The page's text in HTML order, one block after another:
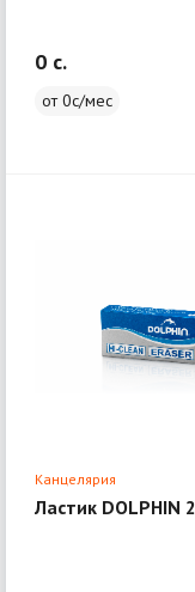
0 c.
от 0с/мес
Канцелярия
Ластик DOLPHIN